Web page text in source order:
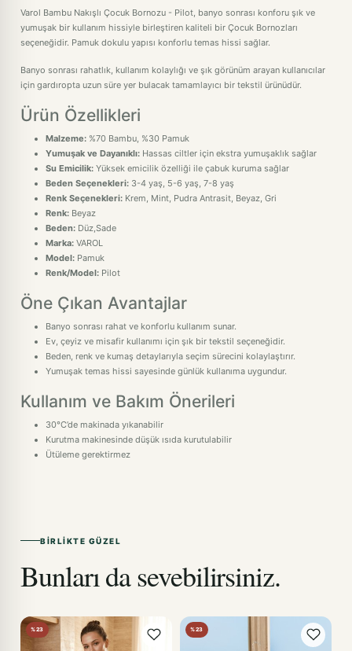
Varol Bambu Nakışlı Çocuk Bornozu - Pilot, banyo sonrası konforu şık ve
yumuşak bir kullanım hissiyle birleştiren kaliteli bir Çocuk Bornozları
seçeneğidir. Pamuk dokulu yapısı konforlu temas hissi sağlar.
Banyo sonrası rahatlık, kullanım kolaylığı ve şık görünüm arayan kullanıcılar
için gardıropta uzun süre yer bulacak tamamlayıcı bir tekstil ürünüdür.
Ürün Özellikleri
Malzeme: %70 Bambu, %30 Pamuk
Yumuşak ve Dayanıklı: Hassas ciltler için ekstra yumuşaklık sağlar
Su Emicilik: Yüksek emicilik özelliği ile çabuk kuruma sağlar
Beden Seçenekleri: 3-4 yaş, 5-6 yaş, 7-8 yaş
Renk Seçenekleri: Krem, Mint, Pudra Antrasit, Beyaz, Gri
Renk: Beyaz
Beden: Düz,Sade
Marka: VAROL
Model: Pamuk
Renk/Model: Pilot
Öne Çıkan Avantajlar
Banyo sonrası rahat ve konforlu kullanım sunar.
Ev, çeyiz ve misafir kullanımı için şık bir tekstil seçeneğidir.
Beden, renk ve kumaş detaylarıyla seçim sürecini kolaylaştırır.
Yumuşak temas hissi sayesinde günlük kullanıma uygundur.
Kullanım ve Bakım Önerileri
30°C’de makinada yıkanabilir
Kurutma makinesinde düşük ısıda kurutulabilir
Ütüleme gerektirmez
BIRLIKTE GÜZEL
Bunları da sevebilirsiniz.
%23 %23